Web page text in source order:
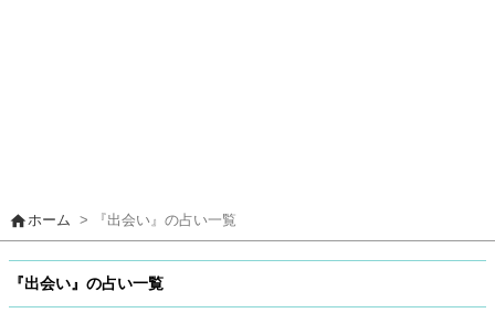
homeホーム > 『出会い』の占い一覧
『出会い』の占い一覧